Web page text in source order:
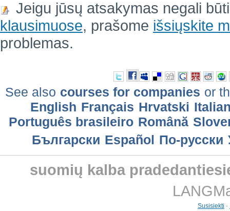
Jeigu jūsų atsakymas negali
klausimuose, prašome išsiųskite
problemas.
See also courses for companies or
English Français Hrvatski
Português brasileiro Română
Български Еspañol По-русски
suomių kalba
Susisiekti -